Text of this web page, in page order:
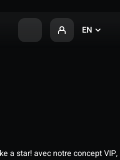
EN
a star! avec notre concept VIP,